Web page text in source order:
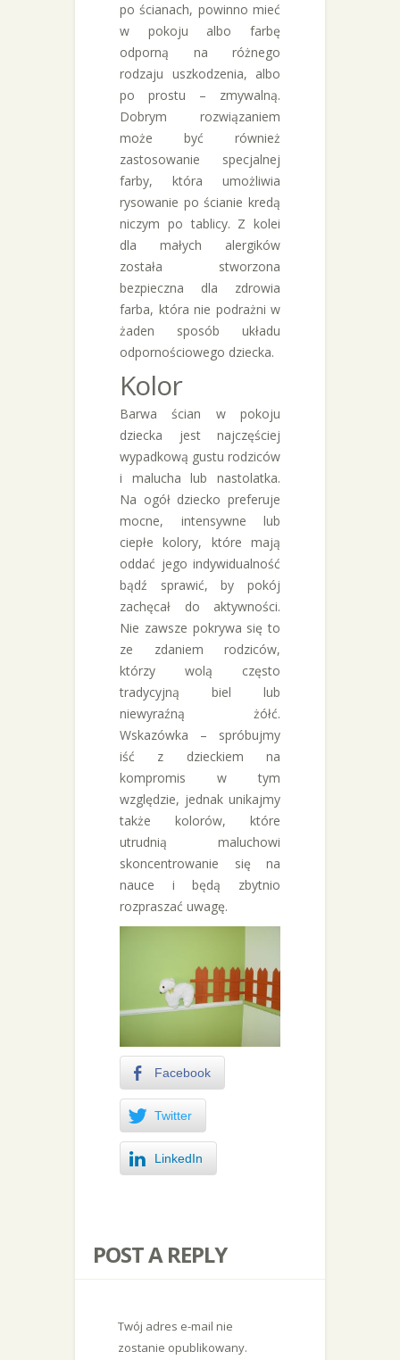
po ścianach, powinno mieć
w pokoju albo farbę
odporną na różnego
rodzaju uszkodzenia, albo
po prostu – zmywalną.
Dobrym rozwiązaniem
może być również
zastosowanie specjalnej
farby, która umożliwia
rysowanie po ścianie kredą
niczym po tablicy. Z kolei
dla małych alergików
została stworzona
bezpieczna dla zdrowia
farba, która nie podrażni w
żaden sposób układu
odpornościowego dziecka.
Kolor
Barwa ścian w pokoju
dziecka jest najczęściej
wypadkową gustu rodziców
i malucha lub nastolatka.
Na ogół dziecko preferuje
mocne, intensywne lub
ciepłe kolory, które mają
oddać jego indywidualność
bądź sprawić, by pokój
zachęcał do aktywności.
Nie zawsze pokrywa się to
ze zdaniem rodziców,
którzy wolą często
tradycyjną biel lub
niewyraźną żółć.
Wskazówka – spróbujmy
iść z dzieckiem na
kompromis w tym
względzie, jednak unikajmy
także kolorów, które
utrudnią maluchowi
skoncentrowanie się na
nauce i będą zbytnio
rozpraszać uwagę.
Facebook
Twitter
LinkedIn
POST A REPLY
Twój adres e-mail nie
zostanie opublikowany.